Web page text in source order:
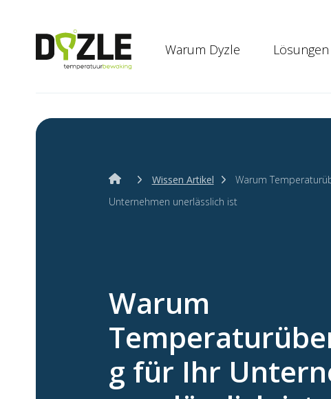
Warum Dyzle Lösungen
Wissen Artikel
Warum
Unternehmen unerlässlich ist
Warum
g für Ihr